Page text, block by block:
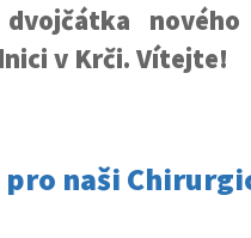
v Krči. Vítejte!
pro naši